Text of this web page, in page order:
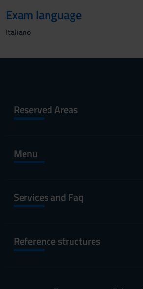
Exam language
Italiano
Reserved Areas
Menu
Services and Faq
Reference structures